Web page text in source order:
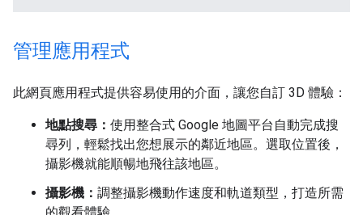
管理應用程式
此網頁應用程式提供容易使用的介面，讓您自訂 3D 體驗：
地點搜尋： 使用整合式 Google 地圖平台自動完成搜
尋列，輕鬆找出您想展示的鄰近地區。選取位置後，
攝影機就能順暢地飛往該地區。
攝影機： 調整攝影機動作速度和軌道類型，打造所需